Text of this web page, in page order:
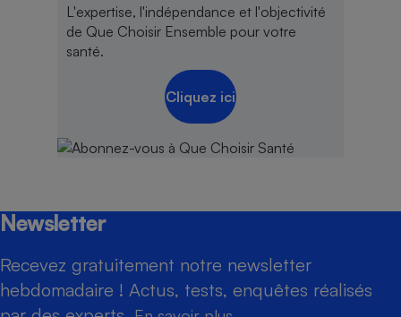
L'expertise, l'indépendance et l'objectivité
de Que Choisir Ensemble pour votre
santé.
Cliquez ici
Newsletter
Recevez gratuitement notre newsletter
hebdomadaire ! Actus, tests, enquêtes réalisés